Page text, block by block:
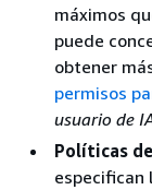
máximos
puede
obtener
permisos
usuario de
Políticas
especifican